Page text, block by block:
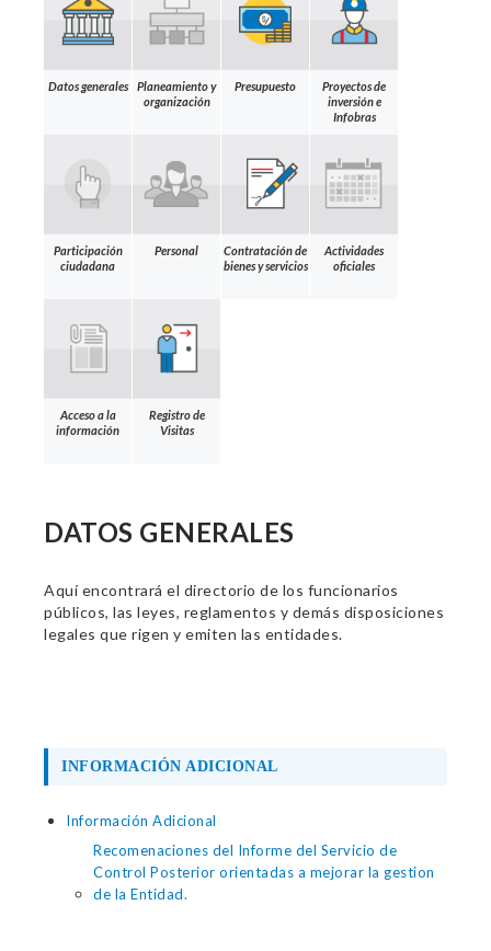
Datos generales
Planeamiento y
organización
Presupuesto
Proyectos de
inversión e
Infobras
Participación
ciudadana
Personal
Contratación de
bienes y servicios
Actividades
oficiales
Acceso a la
información
Registro de
Visitas
DATOS GENERALES
Aquí encontrará el directorio de los funcionarios
públicos, las leyes, reglamentos y demás disposiciones
legales que rigen y emiten las entidades.
INFORMACIÓN ADICIONAL
Información Adicional
Recomenaciones del Informe del Servicio de
Control Posterior orientadas a mejorar la gestion
de la Entidad.